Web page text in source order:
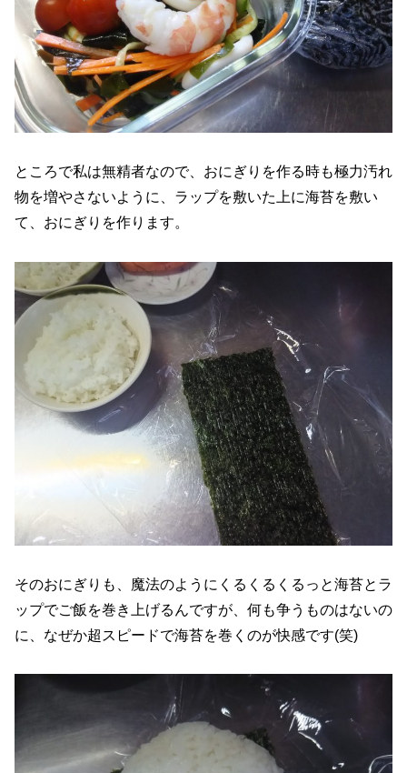
ところで私は無精者なので、おにぎりを作る時も極力汚れ
物を増やさないように、ラップを敷いた上に海苔を敷い
て、おにぎりを作ります。
そのおにぎりも、魔法のようにくるくるくるっと海苔とラ
ップでご飯を巻き上げるんですが、何も争うものはないの
に、なぜか超スピードで海苔を巻くのが快感です(笑)